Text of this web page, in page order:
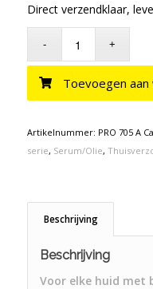
Direct verzendklaar,
Toevoegen aan
Artikelnummer: PRO 705 A
serie, Serum/Olie,
Beschrijving
Beschrijving
Voor elke huid met